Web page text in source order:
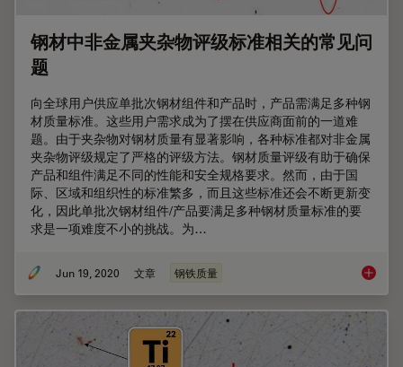
钢材中非金属夹杂物评级标准相关的常见问
题
向全球用户供应单批次钢材组件和产品时，产品需满足多种钢
材质量标准。这些用户需求成为了摆在供应商面前的一道难
题。由于夹杂物对钢材质量有显著影响，各种标准都对非金属
夹杂物评级规定了严格的评级方法。钢材质量评级有助于确保
产品和组件满足不同的性能和安全规格要求。然而，由于国
际、区域和组织性的标准繁多，而且这些标准还会不断更新变
化，因此单批次钢材组件/产品要满足多种钢材质量标准的要
求是一项难度不小的挑战。为…
Jun 19, 2020 文章 钢铁质量 钢材中